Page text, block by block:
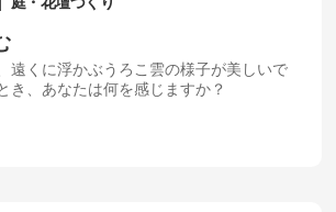
遠くに浮かぶうろこ雲の様子が美しいで
き、あなたは何を感じますか？